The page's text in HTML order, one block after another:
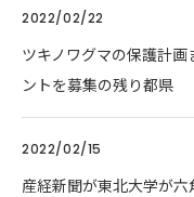
2022/02/22
ツキノワグマの保護計
ントを募集の残り都県
2022/02/15
産経新聞が東北大学が